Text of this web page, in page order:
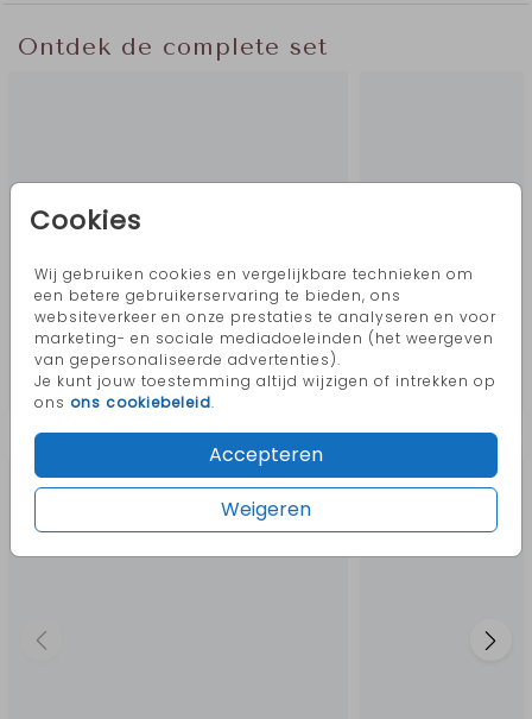
Cookies
Wij gebruiken cookies en vergelijkbare technieken om
een betere gebruikerservaring te bieden, ons
websiteverkeer en onze prestaties te analyseren en voor
marketing- en sociale mediadoeleinden (het weergeven
van gepersonaliseerde advertenties).
Je kunt jouw toestemming altijd wijzigen of intrekken op
ons ons cookiebeleid.
Accepteren
Weigeren
Ontdek de complete set
Meer in deze stijl